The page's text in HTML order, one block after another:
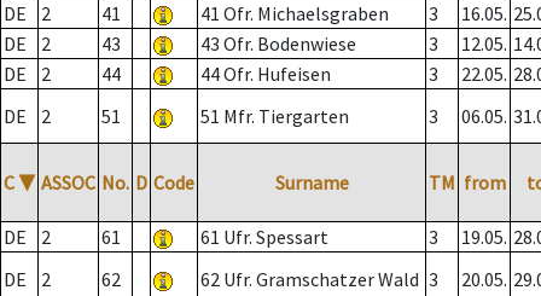
DE
2 41 41 Ofr. Michaelsgraben 3 16.05.
DE
2 43 43 Ofr. Bodenwiese 3 12.05.
DE
2 44 44 Ofr. Hufeisen 3 22.05.
DE
2 51 51 Mfr. Tiergarten 3 06.05.
C ▼ ASSOC No. D Code Surname TM from
DE 2 61 61 Ufr. Spessart 3 19.05.
DE
2 62 62 Ufr. Gramschatzer Wald 3 20.05.